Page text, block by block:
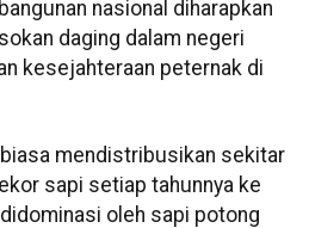
nasional diharapkan
daging dalam negeri
kesejahteraan peternak di
mendistribusikan sekitar
sapi setiap tahunnya ke
oleh sapi potong